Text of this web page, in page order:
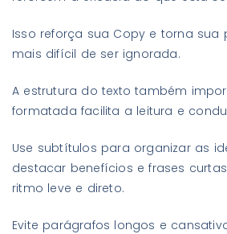
Isso reforça sua Copy e torna sua
mais difícil de ser ignorada.
A estrutura do texto também
formatada facilita a leitura e
Use subtítulos para organizar as
destacar benefícios e frases
ritmo leve e direto.
Evite parágrafos longos e